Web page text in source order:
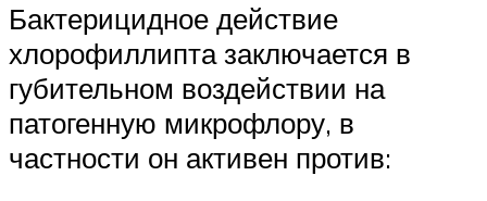
Бактерицидное действие
хлорофиллипта заключается в
губительном воздействии на
патогенную микрофлору, в
частности он активен против: